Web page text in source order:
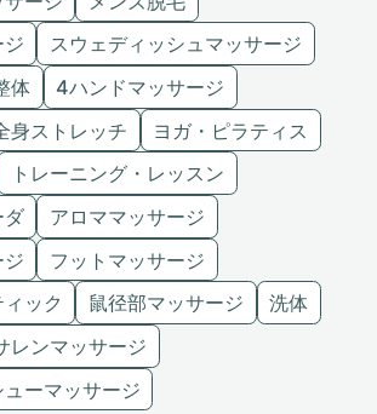
スウェディッシュマッサージ
体
4ハンドマッサージ
身ストレッチ
ヨガ・ピラティス
トレーニング・レッスン
ダ
アロママッサージ
ジ
フットマッサージ
ック
鼠径部マッサージ
洗体
レンマッサージ
ーマッサージ